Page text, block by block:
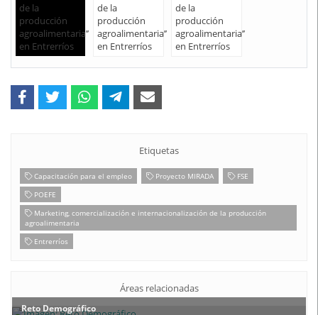
Etiquetas
Capacitación para el empleo Proyecto MIRADA
FSE
POEFE
Marketing, comercialización e internacionalización de la producción
agroalimentaria
Entrerríos
Áreas relacionadas
Reto Demográfico